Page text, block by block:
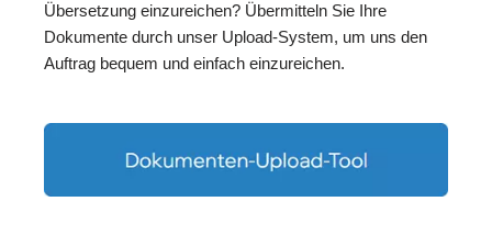
Übersetzung einzureichen? Übermitteln Sie Ihre
Dokumente durch unser Upload-System, um uns den
Auftrag bequem und einfach einzureichen.